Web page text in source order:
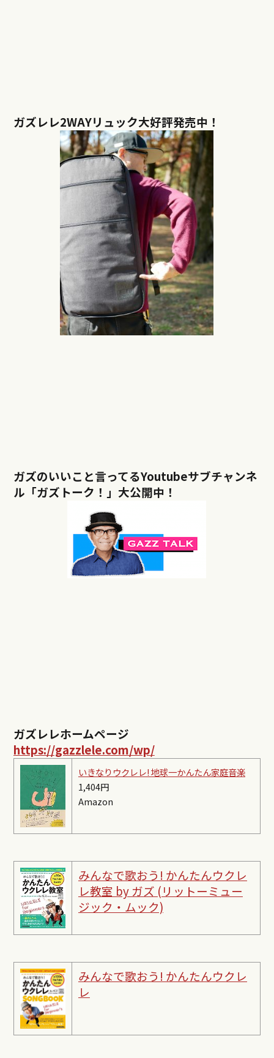
ガズレレ2WAYリュック大好評発売中！
ガズのいいこと言ってるYoutubeサブチャンネ
ル「ガズトーク！」大公開中！
ガズレレホームページ
https://gazzlele.com/wp/
いきなりウクレレ! 地球一かんたん家庭音楽
1,404円
Amazon
みんなで歌おう! かんたんウクレ
レ教室 by ガズ (リットーミュー
ジック・ムック)
みんなで歌おう! かんたんウクレ
レ